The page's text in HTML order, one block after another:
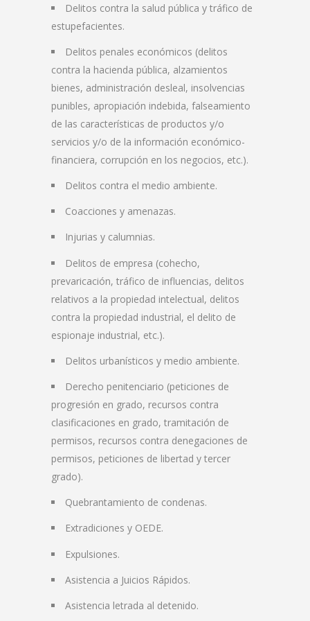
Delitos contra la salud pública y tráfico de
estupefacientes.
Delitos penales económicos (delitos
contra la hacienda pública, alzamientos
bienes, administración desleal, insolvencias
punibles, apropiación indebida, falseamiento
de las características de productos y/o
servicios y/o de la información económico-
financiera, corrupción en los negocios, etc.).
Delitos contra el medio ambiente.
Coacciones y amenazas.
Injurias y calumnias.
Delitos de empresa (cohecho,
prevaricación, tráfico de influencias, delitos
relativos a la propiedad intelectual, delitos
contra la propiedad industrial, el delito de
espionaje industrial, etc.).
Delitos urbanísticos y medio ambiente.
Derecho penitenciario (peticiones de
progresión en grado, recursos contra
clasificaciones en grado, tramitación de
permisos, recursos contra denegaciones de
permisos, peticiones de libertad y tercer
grado).
Quebrantamiento de condenas.
Extradiciones y OEDE.
Expulsiones.
Asistencia a Juicios Rápidos.
Asistencia letrada al detenido.